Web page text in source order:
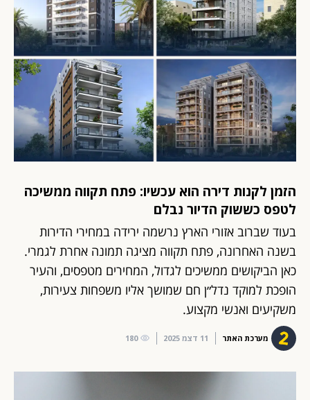
הזמן לקנות דירה הוא עכשיו: פתח תקווה ממשיכה
לטפס כששוק הדיור נבלם
בעוד שברוב אזורי הארץ נרשמה ירידה במחירי הדירות
בשנה האחרונה, פתח תקווה מציגה תמונה אחרת לגמרי.
כאן הביקושים ממשיכים לגדול, המחירים מטפסים, והעיר
הופכת למוקד נדל״ן חם שמושך אליו משפחות צעירות,
משקיעים ואנשי מקצוע.
מערכת האתר 11 דצמ 2025 180